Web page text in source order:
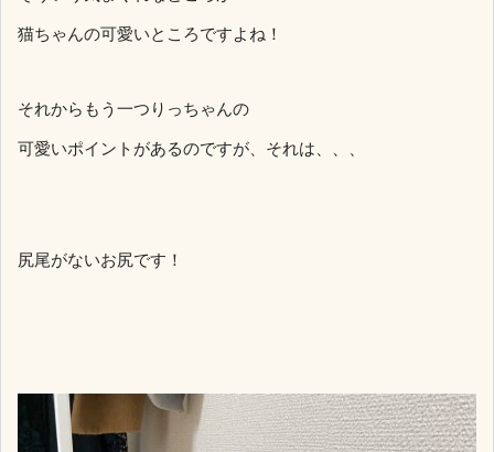
猫ちゃんの可愛いところですよね！
それからもう一つりっちゃんの
可愛いポイントがあるのですが、それは、、、
尻尾がないお尻です！